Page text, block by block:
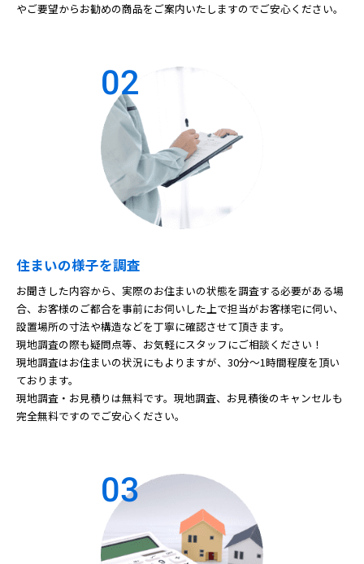
やご要望からお勧めの商品をご案内いたしますのでご安心ください。
02
住まいの様子を調査
お聞きした内容から、実際のお住まいの状態を調査する必要がある場
合、お客様のご都合を事前にお伺いした上で担当がお客様宅に伺い、
設置場所の寸法や構造などを丁寧に確認させて頂きます。
現地調査の際も疑問点等、お気軽にスタッフにご相談ください！
現地調査はお住まいの状況にもよりますが、30分～1時間程度を頂い
ております。
現地調査・お見積りは無料です。現地調査、お見積後のキャンセルも
完全無料ですのでご安心ください。
03